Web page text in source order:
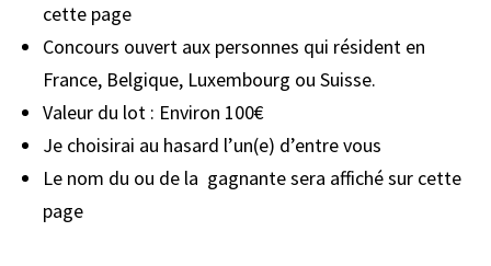
cette page
Concours ouvert aux personnes qui résident en
France, Belgique, Luxembourg ou Suisse.
Valeur du lot : Environ 100€
Je choisirai au hasard l’un(e) d’entre vous
Le nom du ou de la gagnante sera affiché sur cette
page